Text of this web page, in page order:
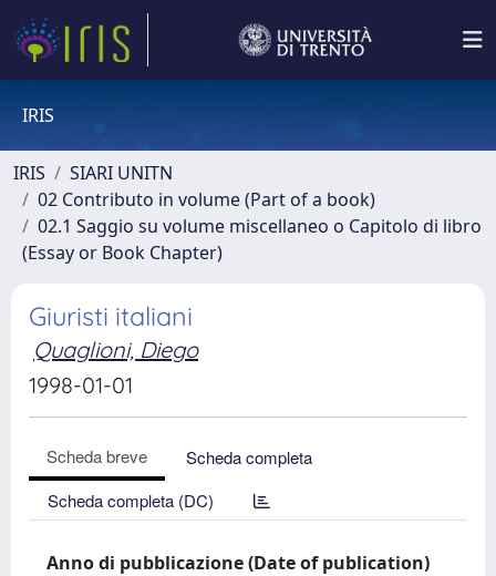
IRIS
IRIS
SIARI UNITN
02 Contributo in volume (Part of a book)
02.1 Saggio su volume miscellaneo o Capitolo di libro
(Essay or Book Chapter)
Giuristi italiani
Quaglioni, Diego
1998-01-01
Scheda breve
Scheda completa
Scheda completa (DC)
Anno di pubblicazione (Date of publication)